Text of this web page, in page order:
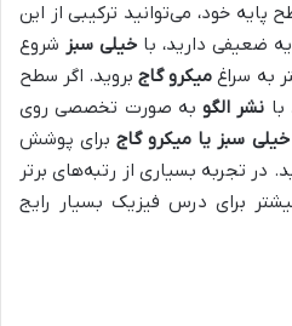
پایه خود، می‌توانید ترکیبی از این
ضعیفی دارید، با خیلی سبز شروع
به سراغ میکرو گاجبروید. اگر سطح
نشر الگوبه صورت تخصصی روی
خیلی سبز یا میکرو گاجبرای پوشش
در تجربه بسیاری از رتبه‌های برتر
از 2 منبع یا بیشتر برای درس فیزیک بسیار رایج